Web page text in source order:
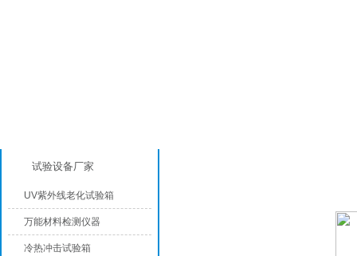
试验设备厂家
UV紫外线老化试验箱
万能材料检测仪器
冷热冲击试验箱